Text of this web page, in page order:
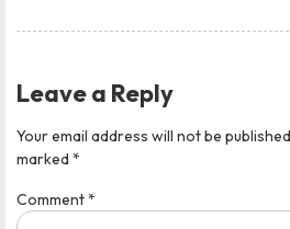
Leave a Reply
Your email address will not be
marked *
Comment*